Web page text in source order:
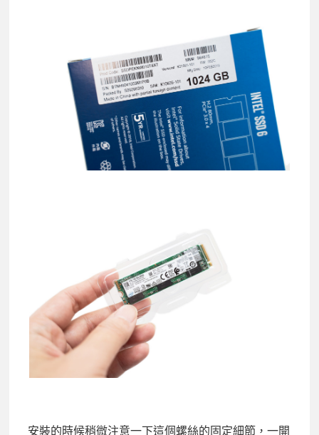
安裝的時候稍微注意一下這個螺絲的固定細節，一開